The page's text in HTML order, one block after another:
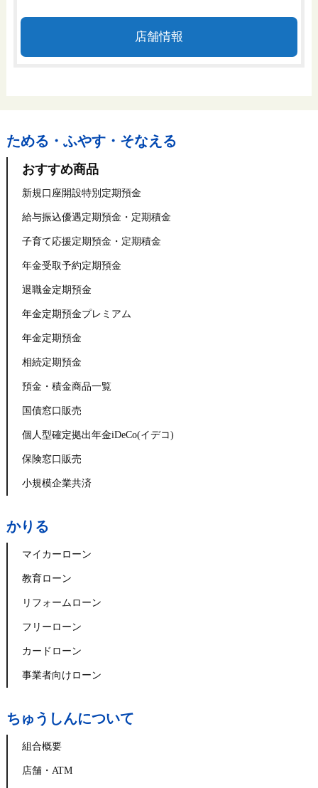
店舗情報
ためる・ふやす・そなえる
おすすめ商品
新規口座開設特別定期預金
給与振込優遇定期預金・定期積金
子育て応援定期預金・定期積金
年金受取予約定期預金
退職金定期預金
年金定期預金プレミアム
年金定期預金
相続定期預金
預金・積金商品一覧
国債窓口販売
個人型確定拠出年金iDeCo(イデコ)
保険窓口販売
小規模企業共済
かりる
マイカーローン
教育ローン
リフォームローン
フリーローン
カードローン
事業者向けローン
ちゅうしんについて
組合概要
店舗・ATM